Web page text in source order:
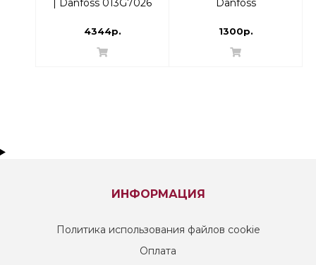
| Danfoss 013G7026
4344р.
Danfoss
1300р.
ИНФОРМАЦИЯ
Политика использования файлов cookie
Оплата